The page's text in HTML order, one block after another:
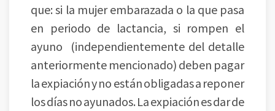
que: si la mujer embarazada o la que pasa
en periodo de lactancia, si rompen el
ayuno (independientemente del detalle
anteriormente mencionado) deben pagar
la expiación y no están obligadas a reponer
los días no ayunados. La expiación es dar de